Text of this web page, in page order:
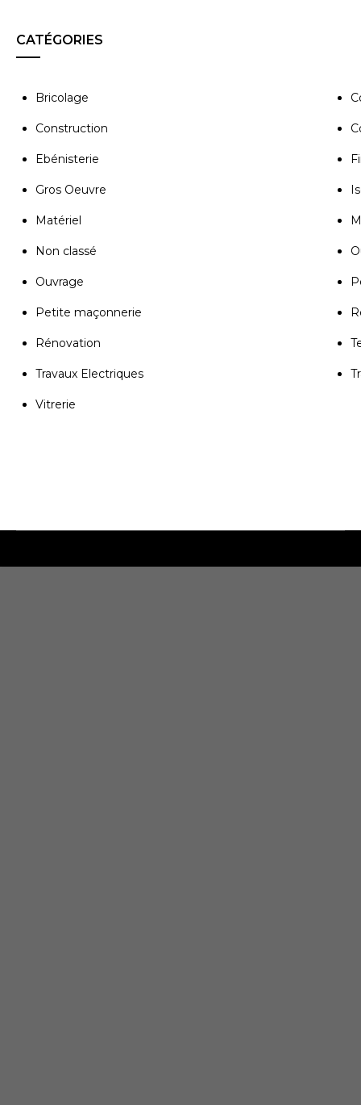
CATÉGORIES
Bricolage
Construction
Ebénisterie
Gros Oeuvre
Matériel
Non classé
Ouvrage
Petite maçonnerie
Rénovation
Travaux Electriques
Vitrerie